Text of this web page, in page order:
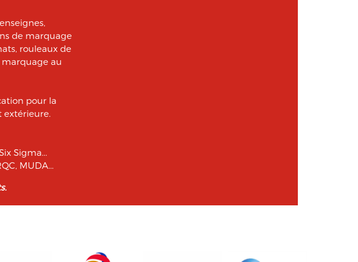
de marquage
rouleaux de
marquage au
pour la
extérieure.
Sigma...
MUDA...